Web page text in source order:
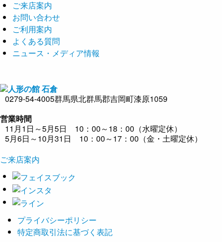
ご来店案内
お問い合わせ
ご利用案内
よくある質問
ニュース・メディア情報
0279-54-4005群馬県北群馬郡吉岡町漆原1059
営業時間
11月1日～5月5日 10：00～18：00（水曜定休）
5月6日～10月31日 10：00～17：00（金・土曜定休）
ご来店案内
プライバシーポリシー
特定商取引法に基づく表記